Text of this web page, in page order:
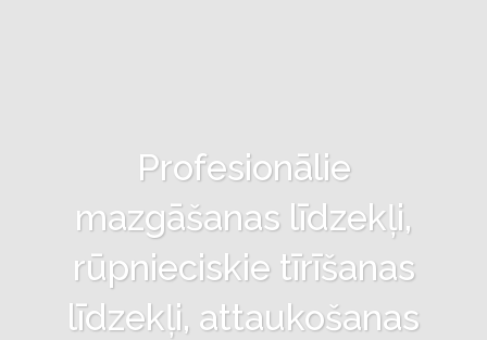
Profesionālie
mazgāšanas līdzekļi,
rūpnieciskie tīrīšanas
līdzekļi, attaukošanas